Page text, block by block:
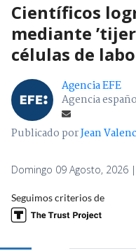
Científicos
mediante
células de
Agencia EFE
Agencia
Publicado porJean
Domingo 09 Agosto, 2026
Seguimos criterios de